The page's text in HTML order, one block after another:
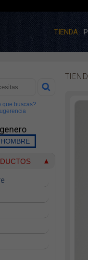
TIENDA
que buscas?